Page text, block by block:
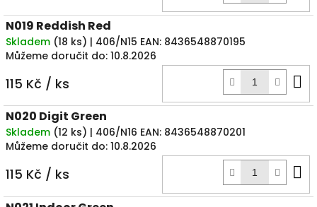
N019 Reddish Red
Skladem (18 ks) | 406/N15 EAN: 8436548870195
Můžeme doručit do: 10.8.2026
115 Kč / ks
N020 Digit Green
Skladem (12 ks) | 406/N16 EAN: 8436548870201
Můžeme doručit do: 10.8.2026
115 Kč / ks